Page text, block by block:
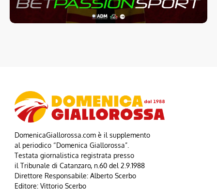
DomenicaGiallorossa.com è il supplemento
al periodico “Domenica Giallorossa”.
Testata giornalistica registrata presso
il Tribunale di Catanzaro, n.60 del 2.9.1988
Direttore Responsabile: Alberto Scerbo
Editore: Vittorio Scerbo